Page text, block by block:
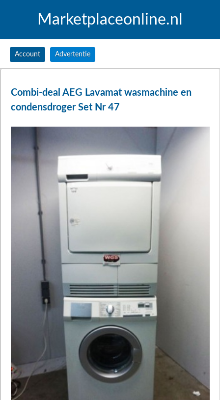
Marketplaceonline.nl
Account Advertentie
Combi-deal AEG Lavamat wasmachine en
condensdroger Set Nr 47